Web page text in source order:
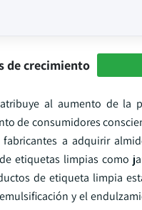
de crecimiento
al aumento de la
de consumidores
a adquirir
etiquetas limpias como
de etiqueta limpia
y el